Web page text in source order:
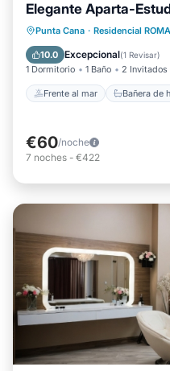
Elegante Aparta-
Punta Cana · Residencial
10.0 Excepcional(1 Revisar)
1 Dormitorio 1 Baño 2 Invitados
Frente al mar Bañera de
Frente al mar
Aparcamiento
€60/noche
7 noches - €422